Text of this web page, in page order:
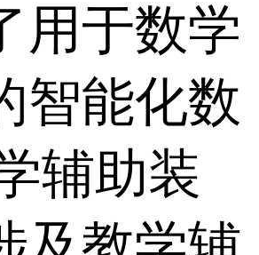
用于数学
智能化数
辅助装